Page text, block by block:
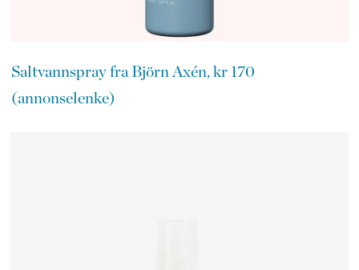
Saltvannspray fra Björn Axén, kr 170
(annonselenke)